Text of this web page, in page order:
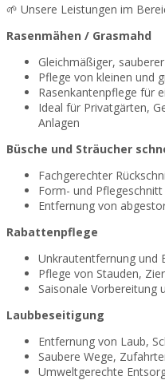
🌱 Unsere Leistungen im
Rasenmähen / Grasmahd
Gleichmäßiger,
Pflege von kleinen und
Rasenkantenpflege für
Ideal für Privatgärten,
Anlagen
Büsche und Sträucher
Fachgerechter
Form- und
Entfernung von
Rabattenpflege
Unkrautentfernung und
Pflege von Stauden,
Saisonale Vorbereitung
Laubbeseitigung
Entfernung von Laub,
Saubere Wege,
Umweltgerechte